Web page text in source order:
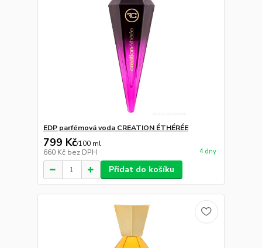
EDP parfémová voda CREATION ÉTHÉRÉE
799 Kč/100 ml
660 Kč bez DPH 4 dny
Přidat do košíku